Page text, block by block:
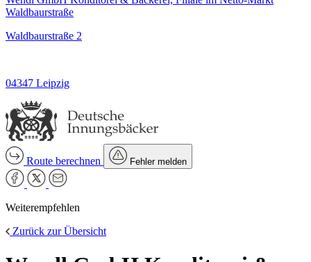
Waldbaurstraße
Waldbaurstraße 2
04347 Leipzig
Route berechnen Fehler melden
Weiterempfehlen
Zurück zur Übersicht